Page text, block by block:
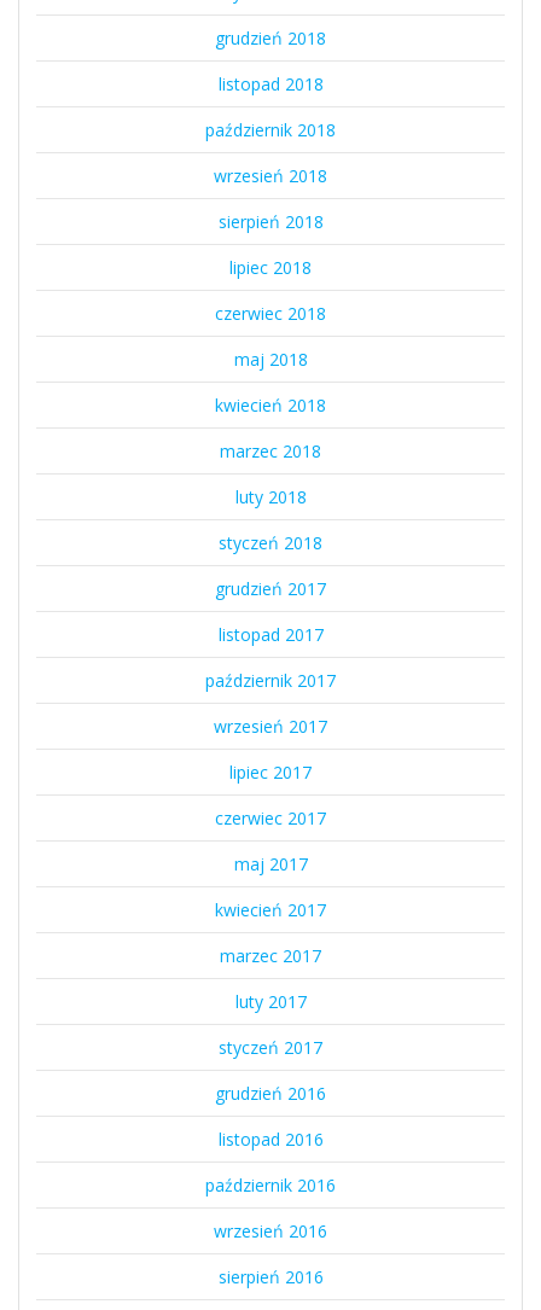
grudzień 2018
listopad 2018
październik 2018
wrzesień 2018
sierpień 2018
lipiec 2018
czerwiec 2018
maj 2018
kwiecień 2018
marzec 2018
luty 2018
styczeń 2018
grudzień 2017
listopad 2017
październik 2017
wrzesień 2017
lipiec 2017
czerwiec 2017
maj 2017
kwiecień 2017
marzec 2017
luty 2017
styczeń 2017
grudzień 2016
listopad 2016
październik 2016
wrzesień 2016
sierpień 2016